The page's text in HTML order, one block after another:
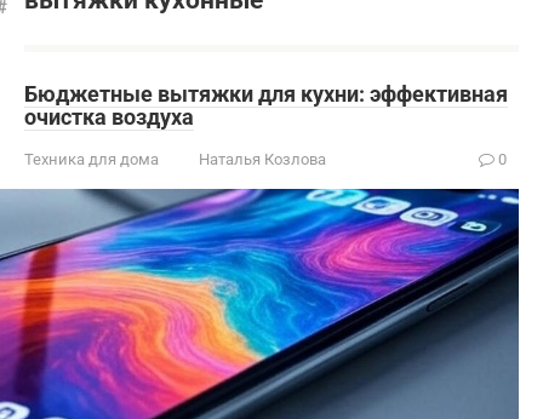
Бюджетные вытяжки для кухни: эффективная
очистка воздуха
Техника для дома Наталья Козлова 0